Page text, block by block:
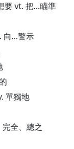
要 vt. 把…瞄準
向…警示
單獨地
全、總之